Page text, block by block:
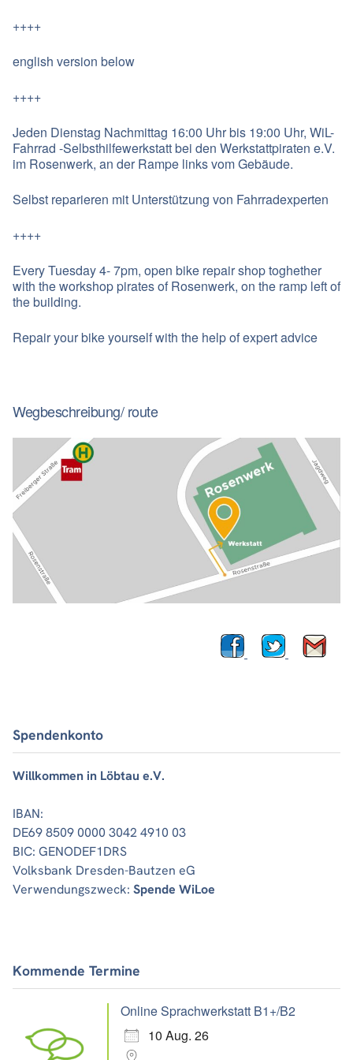
++++
english version below
++++
Jeden Dienstag Nachmittag 16:00 Uhr bis 19:00 Uhr, WiL-
Fahrrad -Selbsthilfewerkstatt bei den Werkstattpiraten e.V.
im Rosenwerk, an der Rampe links vom Gebäude.
Selbst reparieren mit Unterstützung von Fahrradexperten
++++
Every Tuesday 4- 7pm, open bike repair shop toghether
with the workshop pirates of Rosenwerk, on the ramp left of
the building.
Repair your bike yourself with the help of expert advice
Wegbeschreibung/ route
Spendenkonto
Willkommen in Löbtau e.V.
IBAN:
DE69 8509 0000 3042 4910 03
BIC: GENODEF1DRS
Volksbank Dresden-Bautzen eG
Verwendungszweck: Spende WiLoe
Kommende Termine
Online Sprachwerkstatt B1+/B2
10 Aug. 26